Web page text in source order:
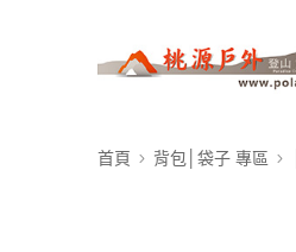
首頁 背包│袋子 專區